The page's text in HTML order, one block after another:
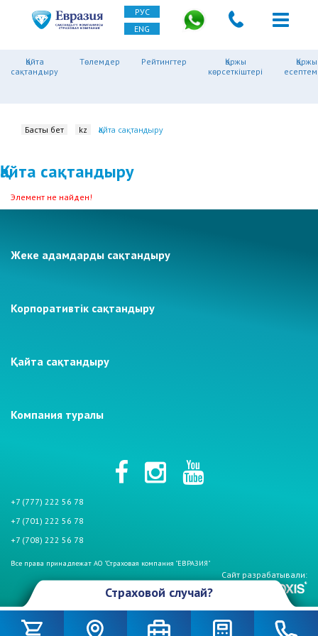
РУС
ENG
Қайта
сақтандыру
Төлемдер Рейтингтер
Қаржы
көрсеткіштері
Қаржы
Басты бет kz Қайта сақтандыру
Қайта сақтандыру
Элемент не найден!
Жеке адамдарды сақтандыру
Корпоративтік сақтандыру
Қайта сақтандыру
Компания туралы
+7 (777) 222 56 78
+7 (701) 222 56 78
+7 (708) 222 56 78
Все права принадлежат АО "Страховая компания "ЕВРАЗИЯ"
Сайт разрабатывали:
Страховой случай?
беспокойтесь, если у Вас страховой полис АО «СК «Евразия». Мы